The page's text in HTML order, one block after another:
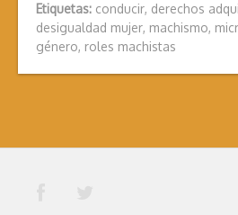
Etiquetas: conducir, derechos
desigualdad mujer, machismo,
género, roles machistas